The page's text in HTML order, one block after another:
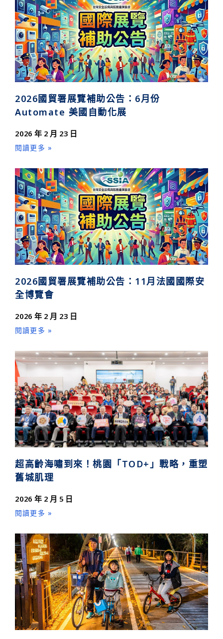
2026國貿署展覽補助公告：6月份
Automate 美國自動化展
2026 年 2 月 23 日
閱讀更多 »
2026國貿署展覽補助公告：11月法國國際安
全博覽會
2026 年 2 月 23 日
閱讀更多 »
超高齡海嘯到來！桃園「TOD+」戰略，重塑
舊城肌理
2026 年 2 月 5 日
閱讀更多 »